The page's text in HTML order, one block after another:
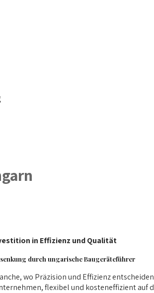
in Effizienz und Qualität
durch ungarische Baugeräteführer
wo Präzision und Effizienz
flexibel und kosteneffizient